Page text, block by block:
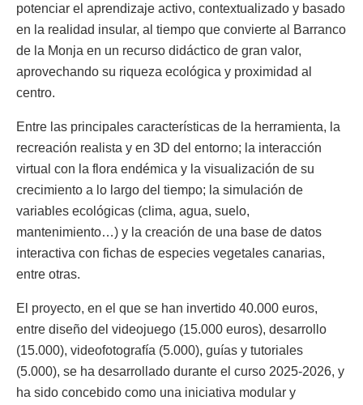
potenciar el aprendizaje activo, contextualizado y basado
en la realidad insular, al tiempo que convierte al Barranco
de la Monja en un recurso didáctico de gran valor,
aprovechando su riqueza ecológica y proximidad al
centro.
Entre las principales características de la herramienta, la
recreación realista y en 3D del entorno; la interacción
virtual con la flora endémica y la visualización de su
crecimiento a lo largo del tiempo; la simulación de
variables ecológicas (clima, agua, suelo,
mantenimiento…) y la creación de una base de datos
interactiva con fichas de especies vegetales canarias,
entre otras.
El proyecto, en el que se han invertido 40.000 euros,
entre diseño del videojuego (15.000 euros), desarrollo
(15.000), videofotografía (5.000), guías y tutoriales
(5.000), se ha desarrollado durante el curso 2025-2026, y
ha sido concebido como una iniciativa modular y